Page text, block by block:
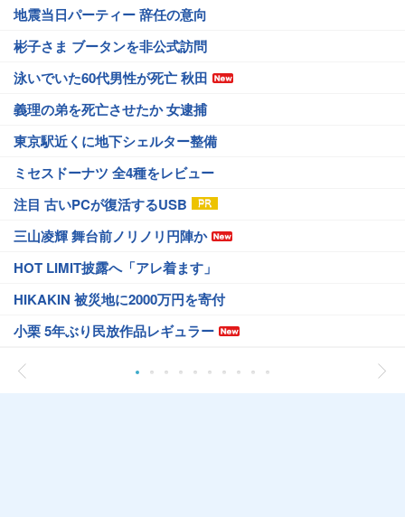
地震当日パーティー 辞任の意向
彬子さま ブータンを非公式訪問
泳いでいた60代男性が死亡 秋田
義理の弟を死亡させたか 女逮捕
東京駅近くに地下シェルター整備
ミセスドーナツ 全4種をレビュー
注目 古いPCが復活するUSB
三山凌輝 舞台前ノリノリ円陣か
HOT LIMIT披露へ「アレ着ます」
HIKAKIN 被災地に2000万円を寄付
小栗 5年ぶり民放作品レギュラー